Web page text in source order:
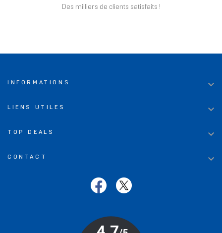
Des milliers de clients satisfaits !
INFORMATIONS 
LIENS UTILES 
TOP DEALS 
CONTACT 